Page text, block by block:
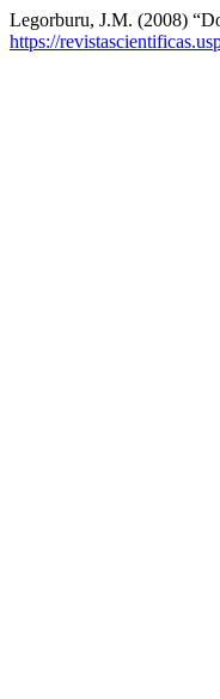
Legorburu, J.M. (2008)
https://